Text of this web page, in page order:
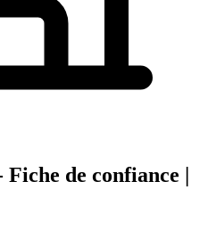
de confiance |